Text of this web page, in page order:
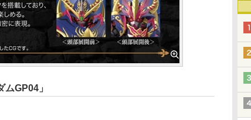
ムGP04」